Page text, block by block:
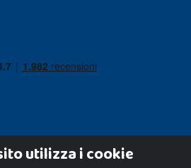
utilizza i cookie